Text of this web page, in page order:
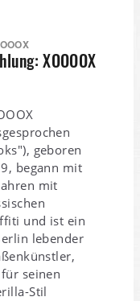
XOOOOX
geboren
begann mit
mit
und ist ein
lebender
seinen
Stil